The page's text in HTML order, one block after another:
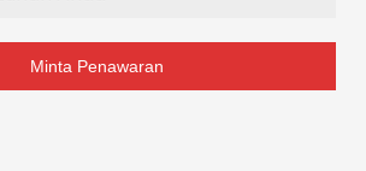
Minta Penawaran